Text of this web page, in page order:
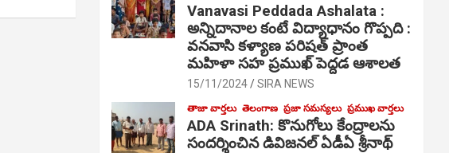
Vanavasi Peddada Ashalata :
అన్నిదానాల కంటే విద్యాధానం గొప్పది :
వనవాసి కళ్యాణ పరిషత్ ప్రాంత
మహిళా సహ ప్రముఖ్ పెద్దడ ఆశాలత
15/11/2024 SIRA NEWS
తాజా వార్తలు తెలంగాణ ప్రజా సమస్యలు ప్రముఖ వార్తలు
ADA Srinath: కొనుగోలు కేంద్రాల‌ను
సంద‌ర్శించిన డివిజనల్ ఏడీఏ శ్రీనాథ్